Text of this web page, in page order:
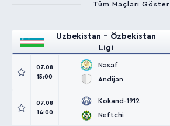
Tüm Maçları Göster
Uzbekistan - Özbekistan
Ligi
07.08
15:00
Nasaf
Andijan
07.08
14:00
Kokand-1912
Neftchi